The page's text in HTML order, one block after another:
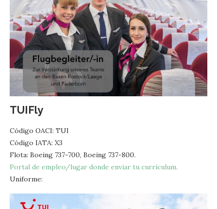
TUIFly
Código OACI: TUI
Código IATA: X3
Flota: Boeing 737-700, Boeing 737-800.
Portal de empleo/lugar donde enviar tu currículum.
Uniforme: